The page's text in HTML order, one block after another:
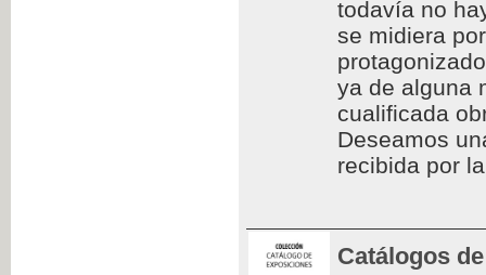
todavía no
se midiera
ya de alguna
cualificada
Deseamos
recibida por
Catálogos